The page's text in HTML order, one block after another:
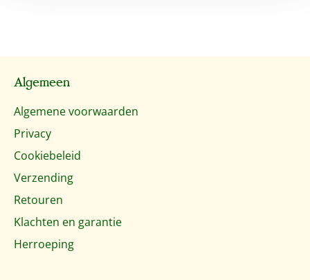
Algemeen
Algemene voorwaarden
Privacy
Cookiebeleid
Verzending
Retouren
Klachten en garantie
Herroeping